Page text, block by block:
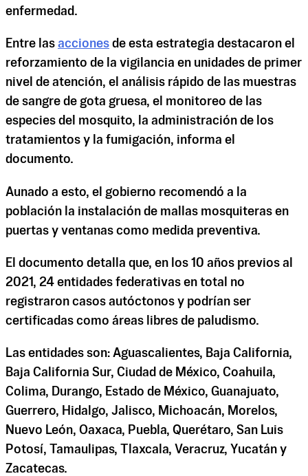
enfermedad.
Entre las acciones de esta estrategia destacaron el
reforzamiento de la vigilancia en unidades de primer
nivel de atención, el análisis rápido de las muestras
de sangre de gota gruesa, el monitoreo de las
especies del mosquito, la administración de los
tratamientos y la fumigación, informa el
documento.
Aunado a esto, el gobierno recomendó a la
población la instalación de mallas mosquiteras en
puertas y ventanas como medida preventiva.
El documento detalla que, en los 10 años previos al
2021, 24 entidades federativas en total no
registraron casos autóctonos y podrían ser
certificadas como áreas libres de paludismo.
Las entidades son: Aguascalientes, Baja California,
Baja California Sur, Ciudad de México, Coahuila,
Colima, Durango, Estado de México, Guanajuato,
Guerrero, Hidalgo, Jalisco, Michoacán, Morelos,
Nuevo León, Oaxaca, Puebla, Querétaro, San Luis
Potosí, Tamaulipas, Tlaxcala, Veracruz, Yucatán y
Zacatecas.